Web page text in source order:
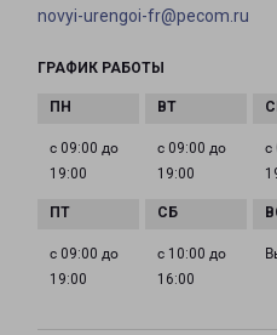
novyi-urengoi-fr@pecom.ru
ГРАФИК РАБОТЫ
с 09:00 до
19:00
с 09:00 до
19:00
с
с 09:00 до
19:00
с 10:00 до
16:00